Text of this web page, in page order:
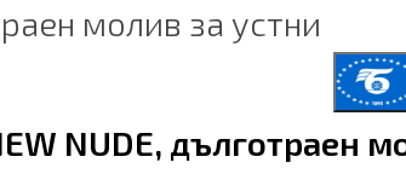
молив за устни
NUDE, дълготраен